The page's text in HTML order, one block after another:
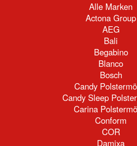
Alle Marken
Actona Group
AEG
Bali
Begabino
Blanco
Bosch
Candy
Candy Sleep
Carina
Conform
COR
Damixa